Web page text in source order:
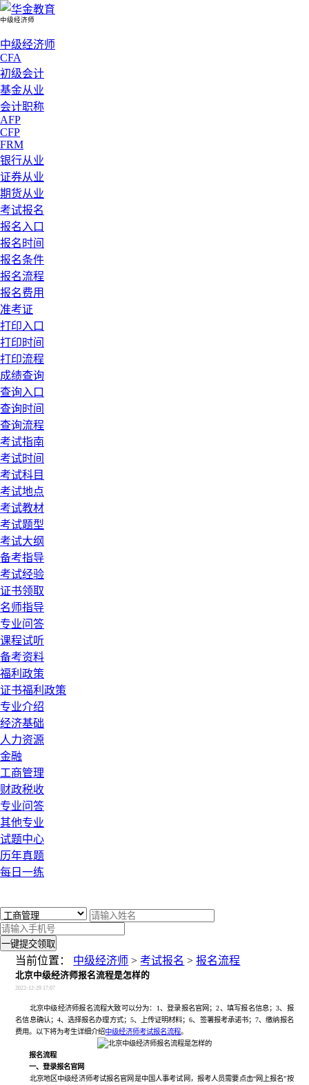
中级经济师
中级经济师
CFA
初级会计
基金从业
会计职称
AFP
CFP
FRM
银行从业
证券从业
期货从业
考试报名
报名入口
报名时间
报名条件
报名流程
报名费用
准考证
打印入口
打印时间
打印流程
成绩查询
查询入口
查询时间
查询流程
考试指南
考试时间
考试科目
考试地点
考试教材
考试题型
考试大纲
备考指导
考试经验
证书领取
名师指导
专业问答
课程试听
备考资料
福利政策
证书福利政策
专业介绍
经济基础
人力资源
金融
工商管理
财政税收
专业问答
其他专业
试题中心
历年真题
每日一练
一键提交领取
当前位置： 中级经济师 >考试报名 >报名流程
北京中级经济师报名流程是怎样的
2022-12-29 17:07
北京中级经济师报名流程大致可以分为：1、登录报名官网；2、填写报名信息；3、报
名信息确认；4、选择报名办理方式；5、上传证明材料；6、签署报考承诺书；7、缴纳报名
费用。以下将为考生详细介绍中级经济师考试报名流程。
报名流程
一、登录报名官网
北京地区中级经济师考试报名官网是中国人事考试网，报考人员需要点击“网上报名”按